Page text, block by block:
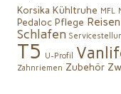
Korsika Kühltruhe MFL
Pedaloc Pflege Reisen
Schlafen
T5 U-Profil
Zahnriemen Zubehör